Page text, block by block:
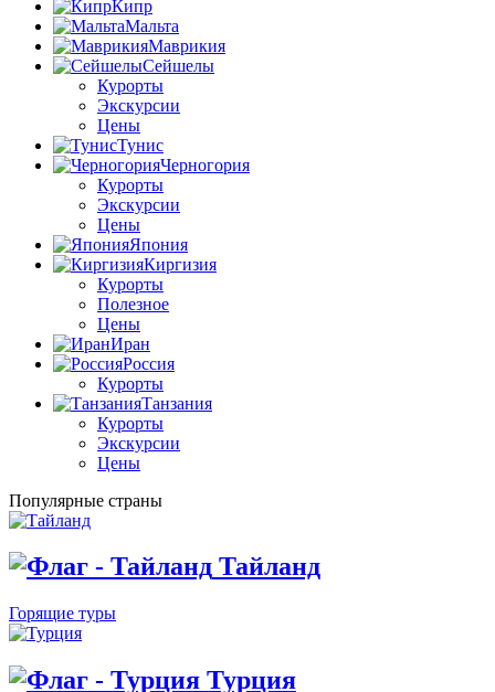
Кипр
Мальта
Маврикия
Сейшелы
Курорты
Экскурсии
Цены
Тунис
Черногория
Курорты
Экскурсии
Цены
Япония
Киргизия
Курорты
Полезное
Цены
Иран
Россия
Курорты
Танзания
Курорты
Экскурсии
Цены
Популярные страны
Тайланд
Горящие туры
Турция